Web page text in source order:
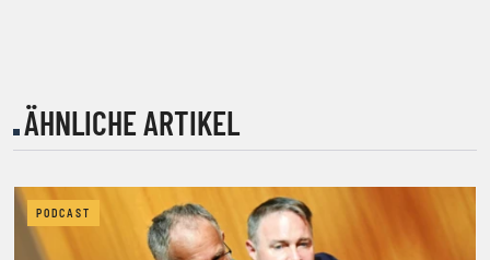
ÄHNLICHE ARTIKEL
PODCAST